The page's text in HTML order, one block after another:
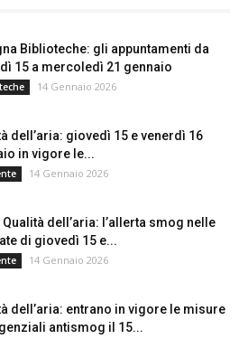
Biblioteche: gli appuntamenti da
15 a mercoledì 21 gennaio
14 Gennaio 2026
dell’aria: giovedì 15 e venerdì 16
in vigore le...
14 Gennaio 2026
dell’aria: l’allerta smog nelle
di giovedì 15 e...
14 Gennaio 2026
dell’aria: entrano in vigore le misure
antismog il 15...